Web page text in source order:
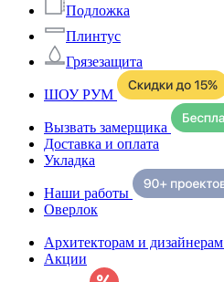
Подложка
Плинтус
Грязезащита
ШОУ РУМ
Вызвать замерщика
Доставка и оплата
Укладка
Наши работы
Оверлок
Архитекторам и дизайнерам
Акции